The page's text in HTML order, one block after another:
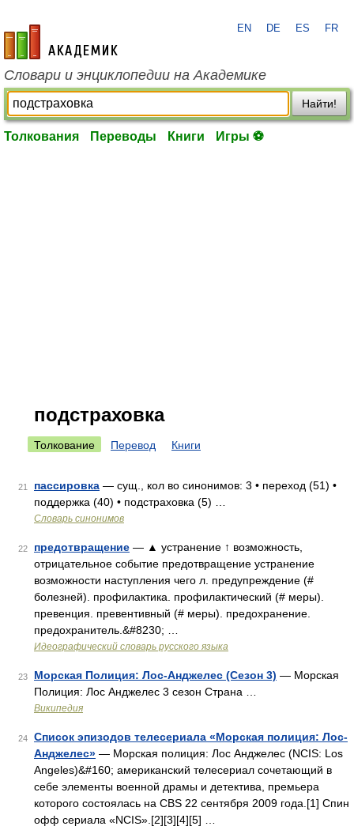
academic.ru
EN DE ES FR
Словари и энциклопедии на Академике
Найти!
Толкования Переводы Книги Игры ⚽
подстраховка
Толкование Перевод Книги
21 пассировка — сущ., кол во синонимов: 3 • переход (51) •
поддержка (40) • подстраховка (5) …
Словарь синонимов
22 предотвращение — ▲ устранение ↑ возможность,
отрицательное событие предотвращение устранение
возможности наступления чего л. предупреждение (#
болезней). профилактика. профилактический (# меры).
превенция. превентивный (# меры). предохранение.
предохранитель.&#8230; …
Идеографический словарь русского языка
23 Морская Полиция: Лос-Анджелес (Сезон 3) — Морская
Полиция: Лос Анджелес 3 сезон Страна …
Википедия
24
Список эпизодов телесериала «Морская полиция: Лос-
Анджелес» — Морская полиция: Лос Анджелес (NCIS: Los
Angeles)&#160; американский телесериал сочетающий в
себе элементы военной драмы и детектива, премьера
которого состоялась на CBS 22 сентября 2009 года.[1] Спин
офф сериала «NCIS».[2][3][4][5] …